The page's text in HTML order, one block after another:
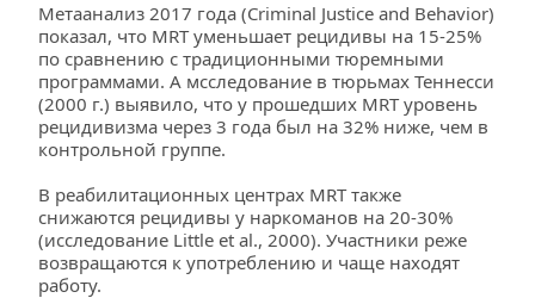
Метаанализ 2017 года (Criminal Justice and Behavior)
показал, что MRT уменьшает рецидивы на 15-25%
по сравнению с традиционными тюремными
программами. А мсследование в тюрьмах Теннесси
(2000 г.) выявило, что у прошедших MRT уровень
рецидивизма через 3 года был на 32% ниже, чем в
контрольной группе.
В реабилитационных центрах MRT также
снижаются рецидивы у наркоманов на 20-30%
(исследование Little et al., 2000). Участники реже
возвращаются к употреблению и чаще находят
работу.